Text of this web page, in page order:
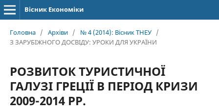
Вісник Економіки
Головна / Архіви / № 4 (2014): Вісник ТНЕУ /
З ЗАРУБІЖНОГО ДОСВІДУ: УРОКИ ДЛЯ УКРАЇНИ
РОЗВИТОК ТУРИСТИЧНОЇ
ГАЛУЗІ ГРЕЦІЇ В ПЕРІОД КРИЗИ
2009-2014 РР.